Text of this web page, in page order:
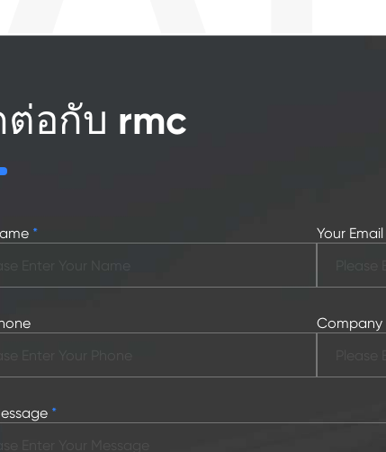
อกับ rmc
* Your Email
Company
*